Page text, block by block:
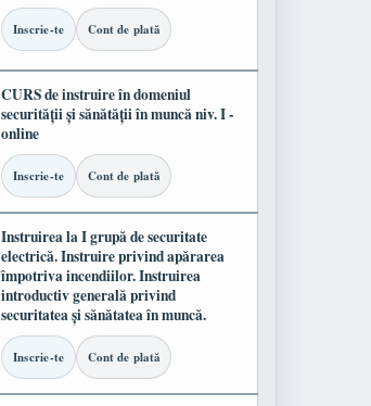
Inscrie-te Cont de plată
CURS de instruire în domeniul
securității și sănătății în muncă niv. I -
online
Inscrie-te Cont de plată
Instruirea la I grupă de securitate
electrică. Instruire privind apărarea
împotriva incendiilor. Instruirea
introductiv generală privind
securitatea și sănătatea în muncă.
Inscrie-te Cont de plată